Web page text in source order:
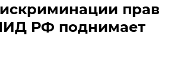
прав
РФ поднимает